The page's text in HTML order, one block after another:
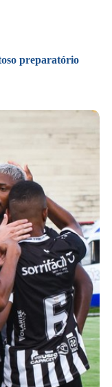
preparatório